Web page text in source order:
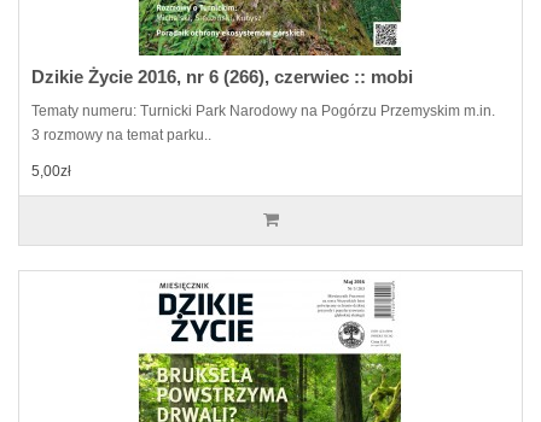
Dzikie Życie 2016, nr 6 (266), czerwiec :: mobi
Tematy numeru: Turnicki Park Narodowy na Pogórzu Przemyskim m.in.
3 rozmowy na temat parku..
5,00zł